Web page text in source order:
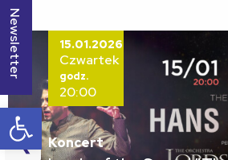
Otwórz pasek narzędzi
15.01.2026
Czwartek
godz.
20:00
❮ Koncert
Newsletter